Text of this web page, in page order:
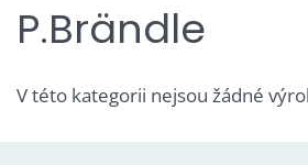
P.Brändle
V této kategorii nejsou žádné